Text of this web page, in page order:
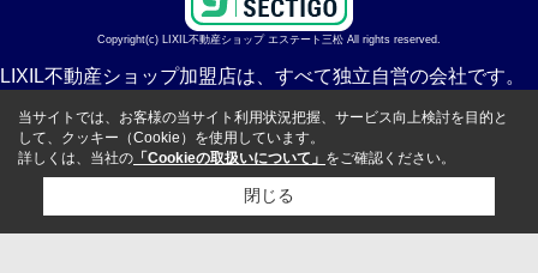
Copyright(c) LIXIL不動産ショップ エステート三松 All rights reserved.
LIXIL不動産ショップ加盟店は、すべて独立自営の会社です。
当サイトでは、お客様の当サイト利用状況把握、サービス向上検討を目的と
して、クッキー（Cookie）を使用しています。
詳しくは、当社の 「Cookieの取扱いについて」 をご確認ください。
閉じる